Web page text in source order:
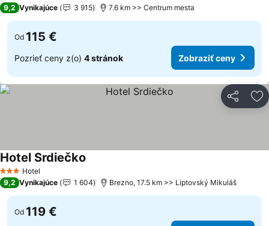
9,2 Vynikajúce 3 915 7.6 km >> Centrum mesta
Od 115 €
Pozrieť ceny z(o) 4 stránok Zobraziť ceny
Zdieľať
3 Počet hviezdičiek
Hotel
Hotel Srdiečko
9,2 Vynikajúce 1 604 Brezno, 17.5 km >> Liptovský Mikuláš
Od 119 €